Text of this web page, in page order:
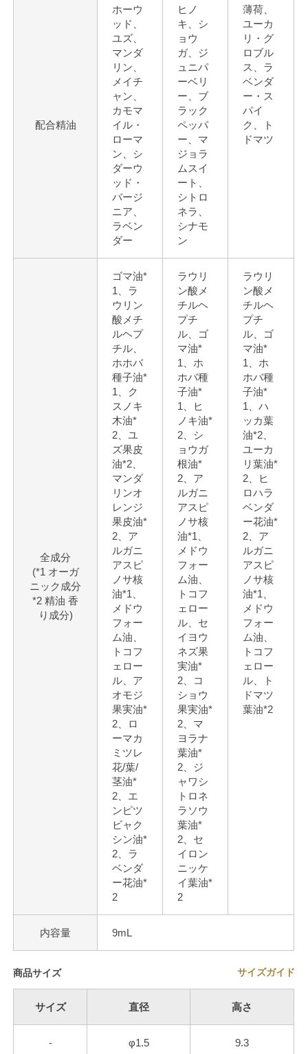
配合精油
ホーウ
ッド、
ユズ、
マンダ
リン、
メイチ
ャン、
カモマ
イル・
ローマ
ン、シ
ダーウ
ッド・
バージ
ニア、
ラベン
ダー
ヒノ
キ、シ
ョウ
ガ、ジ
ュニパ
ーベリ
ー、ブ
ラック
ペッパ
ー、マ
ジョラ
ムスイ
ート、
シトロ
ネラ、
シナモ
ン
薄荷、
ユーカ
リ・グ
ロブル
ス、ラ
ベンダ
ー・ス
パイ
ク、ト
ドマツ
全成分
(*1 オーガ
ニック成分
*2 精油 香
り成分)
ゴマ油*
1、ラ
ウリン
酸メチ
ルヘプ
チル、
ホホバ
種子油*
1、ク
スノキ
木油*
2、ユ
ズ果皮
油*2、
マンダ
リンオ
レンジ
果皮油*
2、ア
ルガニ
アスピ
ノサ核
油*1、
メドウ
フォー
ム油、
トコフ
ェロー
ル、ア
オモジ
果実油*
2、ロ
ーマカ
ミツレ
花/葉/
茎油*
2、エ
ンピツ
ビャク
シン油*
2、ラ
ベンダ
ー花油*
2
ラウリ
ン酸メ
チルヘ
プチ
ル、ゴ
マ油*
1、ホ
ホバ種
子油*
1、ヒ
ノキ油*
2、シ
ョウガ
根油*
2、ア
ルガニ
アスピ
ノサ核
油*1、
メドウ
フォー
ム油、
トコフ
ェロー
ル、セ
イヨウ
ネズ果
実油*
2、コ
ショウ
果実油*
2、マ
ヨラナ
葉油*
2、ジ
ャワシ
トロネ
ラソウ
葉油*
2、セ
イロン
ニッケ
イ葉油*
2
ラウリ
ン酸メ
チルヘ
プチ
ル、ゴ
マ油*
1、ホ
ホバ種
子油*
1、ハ
ッカ葉
油*2、
ユーカ
リ葉油*
2、ヒ
ロハラ
ベンダ
ー花油*
2、ア
ルガニ
アスピ
ノサ核
油*1、
メドウ
フォー
ム油、
トコフ
ェロー
ル、ト
ドマツ
葉油*2
内容量 9mL
商品サイズ サイズガイド
サイズ 直径 高さ
- φ1.5 9.3